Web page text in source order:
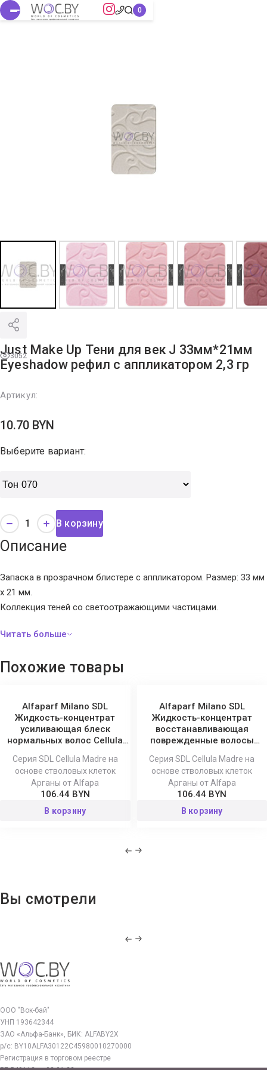
3052
Just Make Up Тени для век J 33мм*21мм
Eyeshadow рефил с аппликатором 2,3 гр
Артикул:
10.70 BYN
Выберите вариант:
В корзину
Описание
Запаска в прозрачном блистере с аппликатором. Размер: 33 мм
x 21 мм.
Коллекция теней со светоотражающими частицами.
Похожие товары
Alfaparf Milano SDL
Жидкость-концентрат
усиливающая блеск
нормальных волос Cellula
Серия SDL Cellula Madre на
основе стволовых клеток
Арганы от Alfapa
106.44 BYN
В корзину
Alfaparf Milano SDL
Жидкость-концентрат
восстанавливающая
поврежденные волосы
Серия SDL Cellula Madre на
основе стволовых клеток
Арганы от Alfapa
106.44 BYN
В корзину
Вы смотрели
ООО "Вок-бай"
УНП 193642344
ЗАО «Альфа-Банк», БИК: ALFABY2X
р/с: BY10ALFA30122C45980010270000
Регистрация в торговом реестре